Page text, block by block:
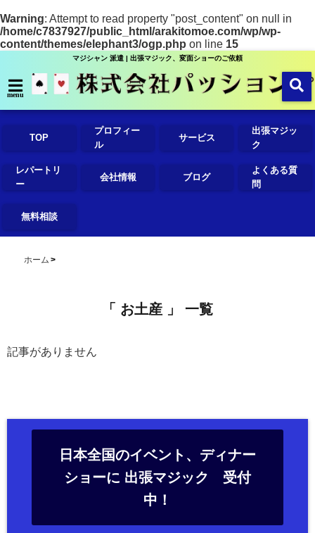
Warning: Attempt to read property "post_content" on null in
/home/c7837927/public_html/arakitomoe.com/wp/wp-
content/themes/elephant3/ogp.php on line 15
マジシャン 派遣 | 出張マジック、変面ショーのご依頼
menu
TOP
プロフィー
ル
サービス
出張マジッ
ク
レパートリ
ー
会社情報 ブログ
よくある質
問
無料相談
ホーム
「 お土産 」 一覧
記事がありません
日本全国のイベント、ディナー
ショーに 出張マジック 受付
中！